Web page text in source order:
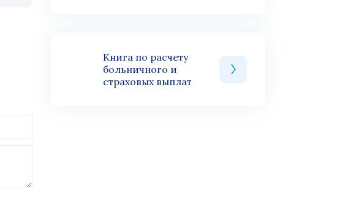
Книга по расчету
больничного и
страховых выплат